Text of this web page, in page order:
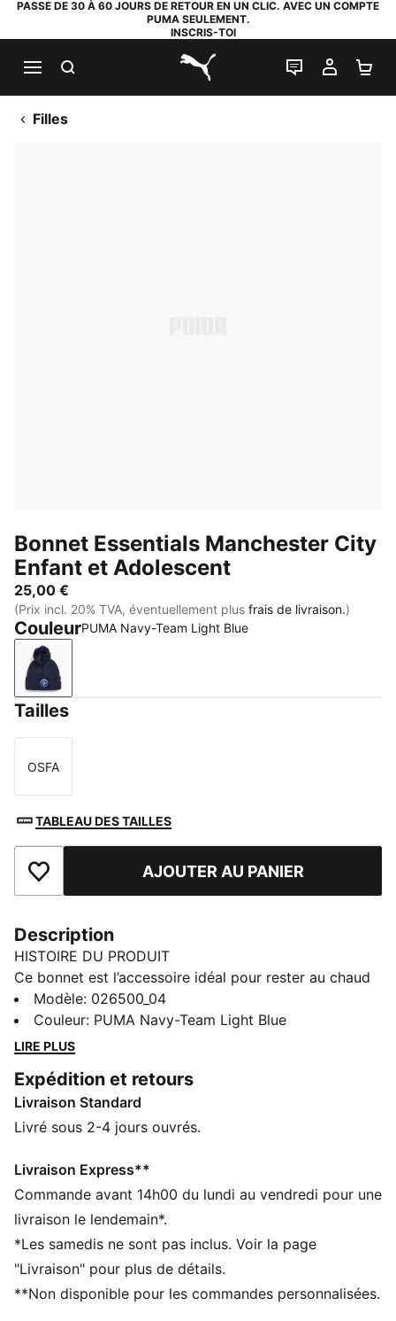
PASSE DE 30 À 60 JOURS DE RETOUR EN UN CLIC. AVEC UN COMPTE
PUMA SEULEMENT.
INSCRIS-TOI
PUMA.com
LIVE CHAT
MON
Filles
Bonnet Essentials Manchester City
Enfant et Adolescent
25,00 €
(Prix incl. 20% TVA, éventuellement plus frais de livraison.)
CouleurPUMA Navy-Team Light Blue
PUMA Navy-Team Light Blue
Tailles
Taille
OSFA
TABLEAU DES TAILLES
Ajouter aux favorisAJOUTER AU PANIER
Description
HISTOIRE DU PRODUIT
Ce bonnet est l’accessoire idéal pour rester au chaud
tout en représentant ton équipe. Trouvant l’équilibre
parfait entre style et confort, il porte fièrement les
couleurs de ton club, pour montrer ton soutien tout au
de supporter l’équipe ou que tu braves le froid, ce
bonnet met en avant ta loyauté de fan, quelle que soit
la météo.
Confectionné avec un minimum de 50 % de matériaux
recyclés
DÉTAILS
Bonnet à revers en maille côtelée
Doublure en polaire
Étiquette tissée avec écusson du club sur la bordure à
Modèle: 026500_04
Couleur: PUMA Navy-Team Light Blue
LIRE PLUS
Expédition et retours
Livraison Standard
Livré sous 2-4 jours ouvrés.
Livraison Express**
Commande avant 14h00 du lundi au vendredi pour une
livraison le lendemain*.
*Les samedis ne sont pas inclus. Voir la page
"Livraison" pour plus de détails.
**Non disponible pour les commandes personnalisées.